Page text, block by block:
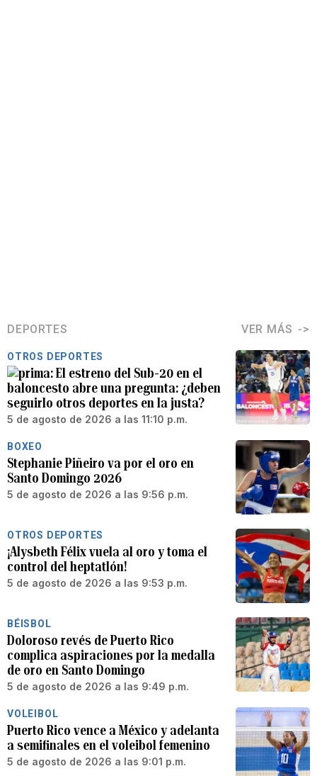
DEPORTES VER MÁS
OTROS DEPORTES
El estreno del Sub-20 en el
baloncesto abre una pregunta: ¿deben
seguirlo otros deportes en la justa?
5 de agosto de 2026 a las 11:10 p.m.
BOXEO
Stephanie Piñeiro va por el oro en
Santo Domingo 2026
5 de agosto de 2026 a las 9:56 p.m.
OTROS DEPORTES
¡Alysbeth Félix vuela al oro y toma el
control del heptatlón!
5 de agosto de 2026 a las 9:53 p.m.
BÉISBOL
Doloroso revés de Puerto Rico
complica aspiraciones por la medalla
de oro en Santo Domingo
5 de agosto de 2026 a las 9:49 p.m.
VOLEIBOL
Puerto Rico vence a México y adelanta
a semifinales en el voleibol femenino
5 de agosto de 2026 a las 9:01 p.m.